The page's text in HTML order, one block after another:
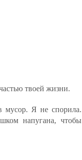
твоей жизни.
мусор. Я не спорила.
напугана, чтобы